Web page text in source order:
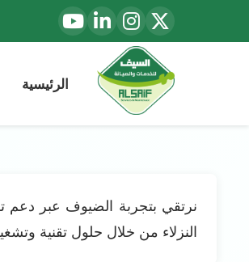
الرئيسية
نرتقي بتجربة الضيوف عبر
النزلاء من خلال حلول تقنية